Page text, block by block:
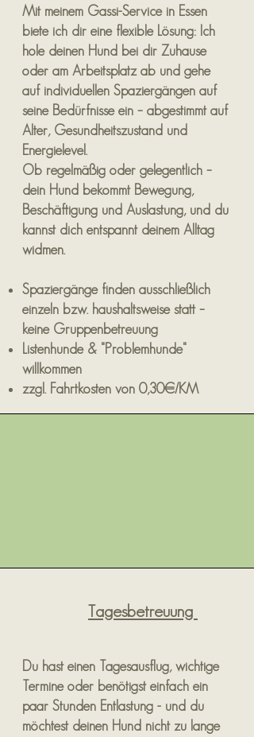
Mit meinem Gassi-Service in Essen
biete ich dir eine flexible Lösung: Ich
hole deinen Hund bei dir Zuhause
oder am Arbeitsplatz ab und gehe
auf individuellen Spaziergängen auf
seine Bedürfnisse ein – abgestimmt auf
Alter, Gesundheitszustand und
Energielevel.
Ob regelmäßig oder gelegentlich –
dein Hund bekommt Bewegung,
Beschäftigung und Auslastung, und du
kannst dich entspannt deinem Alltag
widmen.
Spaziergänge finden ausschließlich
einzeln bzw. haushaltsweise statt –
keine Gruppenbetreuung
Listenhunde & "Problemhunde"
willkommen
zzgl. Fahrtkosten von 0,30€/KM
Tagesbetreuung
Du hast einen Tagesausflug, wichtige
Termine oder benötigst einfach ein
paar Stunden Entlastung - und du
möchtest deinen Hund nicht zu lange